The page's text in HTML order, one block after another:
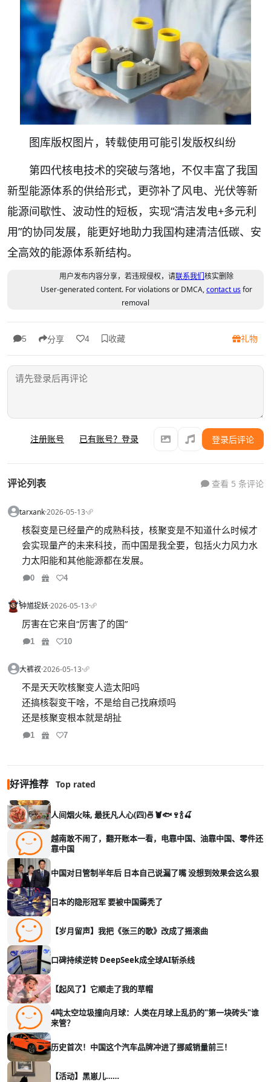
图库版权图片，转载使用可能引发版权纠纷
第四代核电技术的突破与落地，不仅丰富了我国
新型能源体系的供给形式，更弥补了风电、光伏等新
能源间歇性、波动性的短板，实现“清洁发电+多元利
用”的协同发展，能更好地助力我国构建清洁低碳、安
全高效的能源体系新结构。
用户发布内容分享，若违规侵权，请联系我们核实删除
User-generated content. For violations or DMCA,contact usfor
removal
5 分享 4 收藏 礼物
注册账号 已有账号？登录 登录后评论
评论列表 查看 5 条评论
tarxank·2026-05-13·
核裂变是已经量产的成熟科技，核聚变是不知道什么时候才
会实现量产的未来科技，而中国是我全要，包括火力风力水
力太阳能和其他能源都在发展。
0 4
钟馗捉妖·2026-05-13·
厉害在它来自“厉害了的国”
1 10
大裤衩·2026-05-13·
不是天天吹核聚变人造太阳吗
还搞核裂变干啥，不是给自己找麻烦吗
还是核聚变根本就是胡扯
1 7
好评推荐 Top rated
人间烟火味, 最抚凡人心(四)🍜🦞🐟🍷🍾🍒
越南敢不闹了，翻开账本一看，电靠中国、油靠中国、零件还
靠中国
中国对日管制半年后 日本自己说漏了嘴 没想到效果会这么狠
日本的隐形冠军 要被中国薅秃了
【岁月留声】我把《张三的歌》改成了摇滚曲
口碑持续逆转 DeepSeek成全球AI斩杀线
【起风了】它顺走了我的草帽
4吨太空垃圾撞向月球：人类在月球上乱扔的"第一块砖头"谁
来管？
历史首次！中国这个汽车品牌冲进了挪威销量前三！
【活动】黑崽儿……